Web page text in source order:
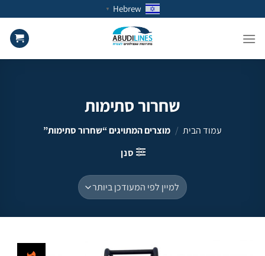
to
content
Hebrew
▼
שחרור סתימות
עמוד הבית / מוצרים המתויגים “שחרור סתימות”
סנן